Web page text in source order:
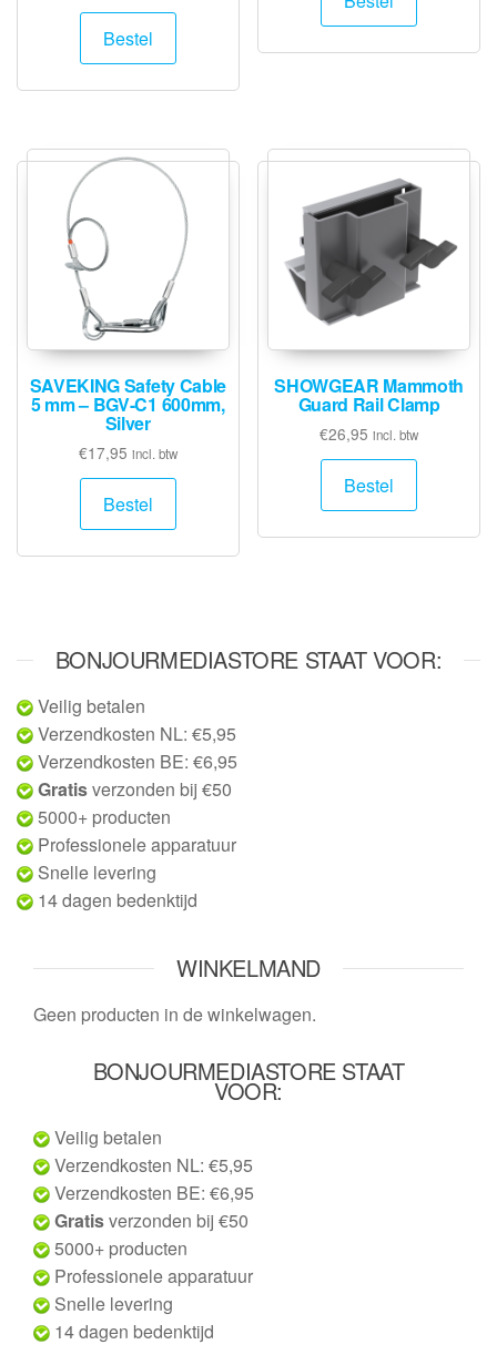
Bestel
SAVEKING Safety Cable
5 mm – BGV-C1 600mm,
Silver
€17,95 incl. btw
Bestel
SHOWGEAR Mammoth
Guard Rail Clamp
€26,95 incl. btw
Bestel
BONJOURMEDIASTORE STAAT VOOR:
Veilig betalen
Verzendkosten NL: €5,95
Verzendkosten BE: €6,95
Gratisverzonden bij €50
5000+ producten
Professionele apparatuur
Snelle levering
14 dagen bedenktijd
WINKELMAND
Geen producten in de winkelwagen.
BONJOURMEDIASTORE STAAT
VOOR:
Veilig betalen
Verzendkosten NL: €5,95
Verzendkosten BE: €6,95
Gratisverzonden bij €50
5000+ producten
Professionele apparatuur
Snelle levering
14 dagen bedenktijd